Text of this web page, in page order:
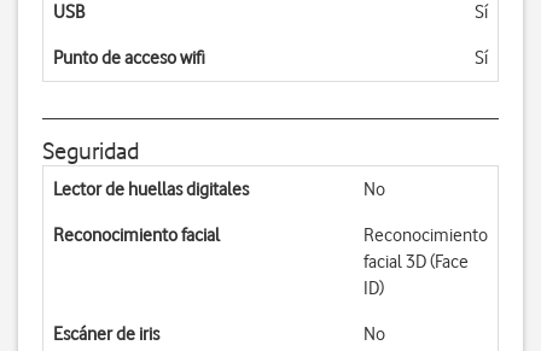
USB Sí
Punto de acceso wifi Sí
Seguridad
Lector de huellas digitales No
Reconocimiento facial
Reconocimiento
facial 3D (Face
ID)
Escáner de iris No